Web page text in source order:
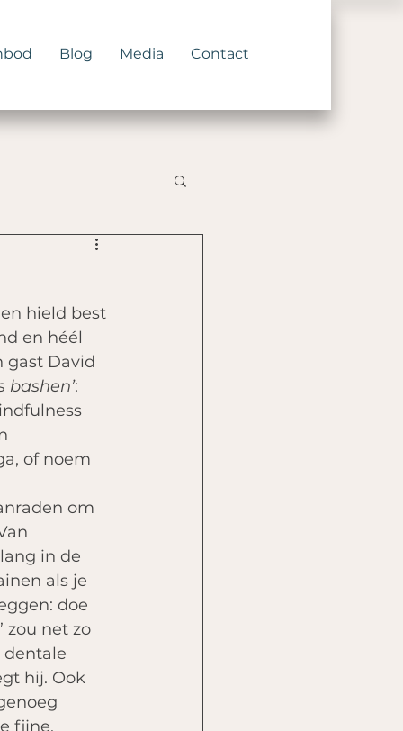
Blog Media Contact
hield best
en héél
gast David
bashen’:
of noem
om
in de
als je
doe
zou net zo
dentale
hij. Ook
fijne,